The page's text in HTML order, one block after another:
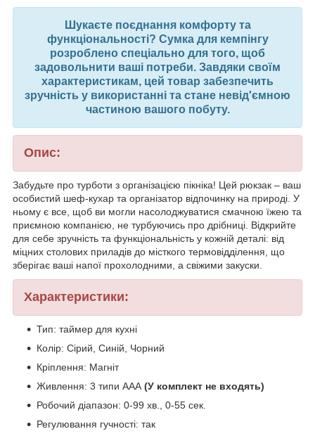
Шукаєте поєднання комфорту та
функціональності? Сумка для кемпінгу
розроблено спеціально для того, щоб
задовольнити ваші потреби. Завдяки своїм
характеристикам, цей товар забезпечить
зручність у використанні та стане невід'ємною
частиною вашого побуту.
Опис:
Забудьте про турботи з організацією пікніка! Цей рюкзак – ваш
особистий шеф-кухар та організатор відпочинку на природі. У
ньому є все, щоб ви могли насолоджуватися смачною їжею та
приємною компанією, не турбуючись про дрібниці. Відкрийте
для себе зручність та функціональність у кожній деталі: від
міцних столових приладів до місткого термовідділення, що
зберігає ваші напої прохолодними, а свіжими закуски.
Характеристики:
Тип: таймер для кухні
Колір: Сірий, Синій, Чорний
Кріплення: Магніт
Живлення: 3 типи ААА (У комплект не входять)
Робочий діапазон: 0-99 хв., 0-55 сек.
Регулювання гучності: так